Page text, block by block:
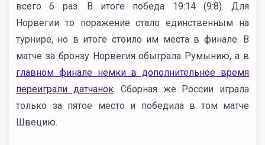
всего 6 раз. В итоге победа 19:14 (9:8). Для
Норвегии то поражение стало единственным на
турнире, но в итоге стоило им места в финале. В
матче за бронзу Норвегия обыграла Румынию, а в
главном финале немки в дополнительное время
переиграли датчанок. Сборная же России играла
только за пятое место и победила в том матче
Швецию.